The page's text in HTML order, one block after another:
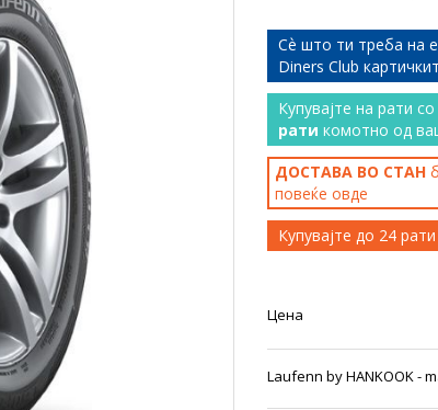
Сѐ што ти треба на
Diners Club
Купувајте на рати
рати комотно од
ДОСТАВА ВО СТАН
повеќе овде
Купувајте до 24
Цена
Laufenn by HANKOOK -